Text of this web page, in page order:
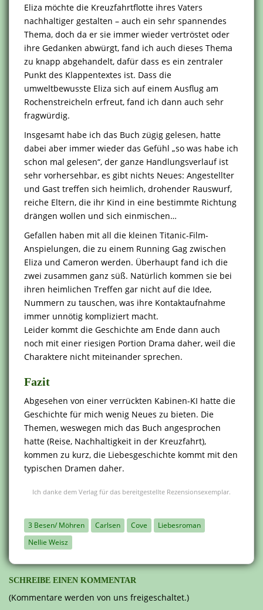
Eliza möchte die Kreuzfahrtflotte ihres Vaters
nachhaltiger gestalten – auch ein sehr spannendes
Thema, doch da er sie immer wieder vertröstet oder
ihre Gedanken abwürgt, fand ich auch dieses Thema
zu knapp abgehandelt, dafür dass es ein zentraler
Punkt des Klappentextes ist. Dass die
umweltbewusste Eliza sich auf einem Ausflug am
Rochenstreicheln erfreut, fand ich dann auch sehr
fragwürdig.
Insgesamt habe ich das Buch zügig gelesen, hatte
dabei aber immer wieder das Gefühl „so was habe ich
schon mal gelesen“, der ganze Handlungsverlauf ist
sehr vorhersehbar, es gibt nichts Neues: Angestellter
und Gast treffen sich heimlich, drohender Rauswurf,
reiche Eltern, die ihr Kind in eine bestimmte Richtung
drängen wollen und sich einmischen…
Gefallen haben mit all die kleinen Titanic-Film-
Anspielungen, die zu einem Running Gag zwischen
Eliza und Cameron werden. Überhaupt fand ich die
zwei zusammen ganz süß. Natürlich kommen sie bei
ihren heimlichen Treffen gar nicht auf die Idee,
Nummern zu tauschen, was ihre Kontaktaufnahme
immer unnötig kompliziert macht.
Leider kommt die Geschichte am Ende dann auch
noch mit einer riesigen Portion Drama daher, weil die
Charaktere nicht miteinander sprechen.
Fazit
Abgesehen von einer verrückten Kabinen-KI hatte die
Geschichte für mich wenig Neues zu bieten. Die
Themen, weswegen mich das Buch angesprochen
hatte (Reise, Nachhaltigkeit in der Kreuzfahrt),
kommen zu kurz, die Liebesgeschichte kommt mit den
typischen Dramen daher.
Ich danke dem Verlag für das bereitgestellte Rezensionsexemplar.
3 Besen/ Möhren Carlsen Cove
Liebesroman
Nellie Weisz
SCHREIBE EINEN KOMMENTAR
(Kommentare werden von uns freigeschaltet.)